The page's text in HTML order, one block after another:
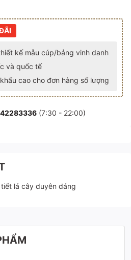
kế mẫu cúp/bảng vinh danh
và quốc tế
cao cho đơn hàng số lượng
(7:30 - 22:00)
lá cây duyên dáng